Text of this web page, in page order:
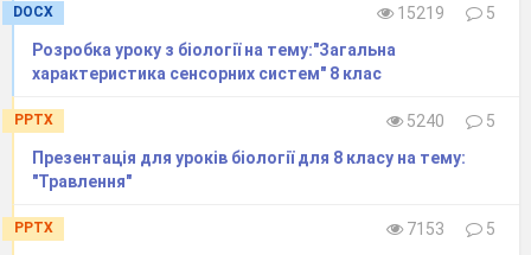
DOCX 15219
5
Розробка уроку з біології на тему:"Загальна
характеристика сенсорних систем" 8 клас
PPTX 5240
5
Презентація для уроків біології для 8 класу на тему:
"Травлення"
PPTX 7153
5